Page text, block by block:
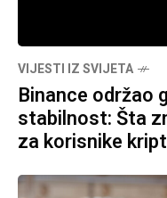
VIJESTI IZ SVIJETA
Binance održao
stabilnost: Šta
za korisnike